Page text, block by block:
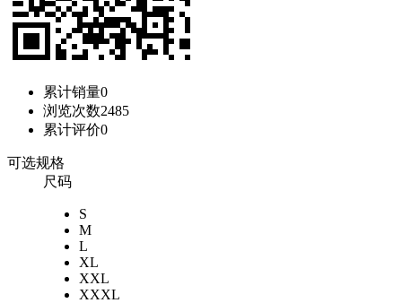
累计销量0
浏览次数2485
累计评价0
可选规格
尺码
S
M
L
XL
XXL
XXXL